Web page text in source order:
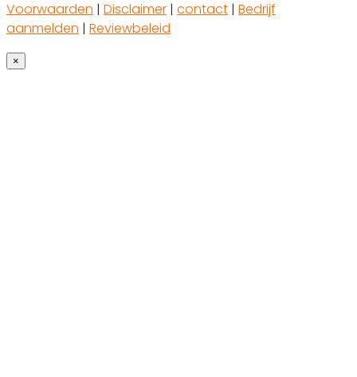
Voorwaarden | Disclaimer | contact | Bedrijf
aanmelden | Reviewbeleid
×